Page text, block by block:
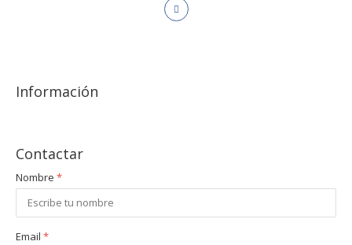
Información
Contactar
Nombre *
Email *